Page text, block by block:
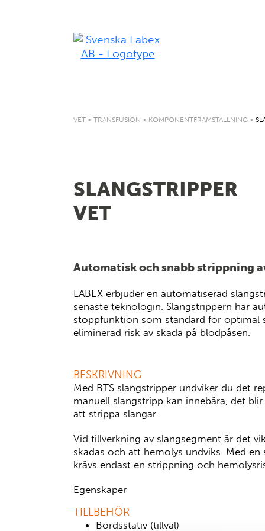
VET > TRANSFUSION > KOMPONENTFRAMSTÄLLNING >
SLANGSTRIPPER
VET
Automatisk och snabb strippning
LABEX erbjuder en automatiserad
senaste teknologin. Slangstrippern har
stoppfunktion som standard för optimal
eliminerad risk av skada på blodpåsen.
BESKRIVNING
Med BTS slangstripper undviker du det
manuell slangstripp kan innebära, det
att strippa slangar.
Vid tillverkning av slangsegment är det
skadas och att hemolys undviks. Med en
krävs endast en strippning och
Egenskaper
Tömmer hela slangen på
Automatiskt stopp vid påsen
TILLBEHÖR
Bordsstativ (tillval)